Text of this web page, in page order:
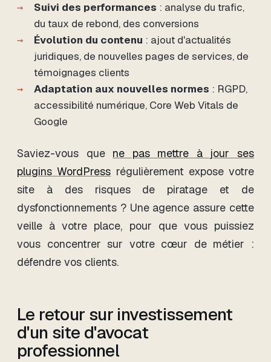
Suivi des performances : analyse du trafic,
du taux de rebond, des conversions
Évolution du contenu : ajout d'actualités
juridiques, de nouvelles pages de services, de
témoignages clients
Adaptation aux nouvelles normes : RGPD,
accessibilité numérique, Core Web Vitals de
Google
Saviez-vous que ne pas mettre à jour ses
plugins WordPress régulièrement expose votre
site à des risques de piratage et de
dysfonctionnements ? Une agence assure cette
veille à votre place, pour que vous puissiez
vous concentrer sur votre cœur de métier :
défendre vos clients.
Le retour sur investissement
d'un site d'avocat
professionnel